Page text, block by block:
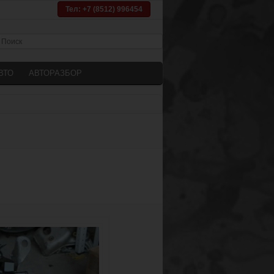
Тел: +7 (8512) 996454
АВТОРАЗБОР